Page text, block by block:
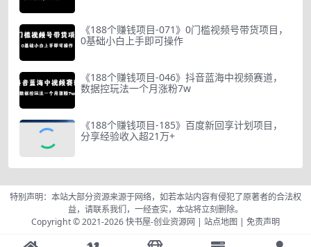
《188个赚钱项目-071》0门槛视频号带货项目，
0基础小白上手即可操作
《188个赚钱项目-046》抖音蓝海中视频赛道，
数据控玩法一个月涨粉7w
《188个赚钱项目-185》百度新回享计划项目，
分享经验收入超21万+
特别声明：本站大部分资源来源于网络，如若本站内容有侵犯了原著者的合法权
益，请联系我们，一经查实，本站将立刻删除。
Copyright © 2021-2026快书屋-创业资源网 | 站点地图 | 免责声明